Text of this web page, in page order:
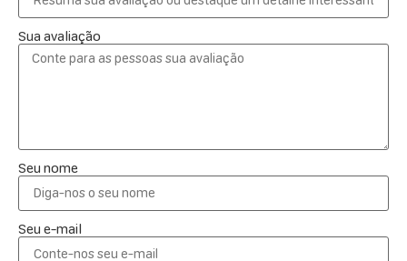
Sua avaliação
Seu nome
Seu e-mail